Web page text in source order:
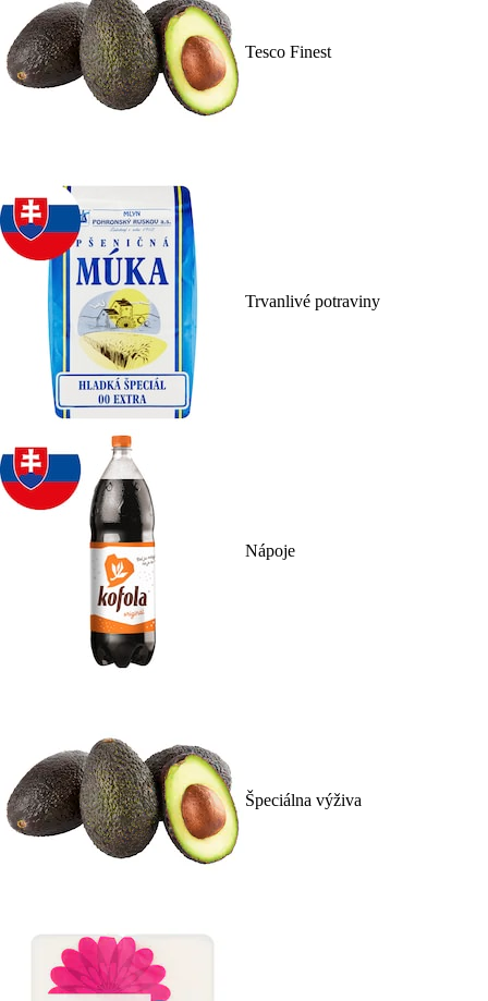
Tesco Finest
Trvanlivé potraviny
Nápoje
Špeciálna výživa